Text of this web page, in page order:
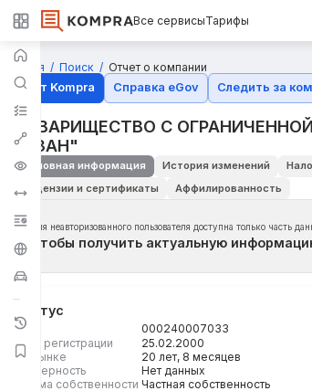
Все сервисыТарифы
Главная Поиск
Отчет о компании
Отчёт Kompra
Справка eGov Следить за
ТОВАРИЩЕСТВО С
"АЗАН"
Основная информация История изменений
Лицензии и сертификаты
Аффилированность
Для неавторизованного пользователя доступна только часть
Чтобы получить актуальную
Статус
БИН
000240007033
Дата регистрации
25.02.2000
На рынке
20 лет, 8 месяцев
Размерность
Нет данных
Форма собственности Частная собственность